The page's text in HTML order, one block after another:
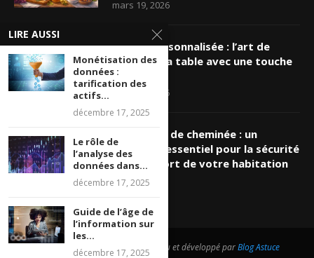
mars 19, 2026
Nappe personnalisée : l’art de
sublimer sa table avec une touche
unique
mars 16, 2026
Ramonage de cheminée : un
entretien essentiel pour la sécurité
et le confort de votre habitation
mars 8, 2026
@2026 - Tous droits réservés. Conçu et développé parBlog Astuce
LIRE AUSSI
Monétisation des
données :
tarification des
actifs...
décembre 17, 2025
Le rôle de
l’analyse des
données dans...
décembre 17, 2025
Guide de l’âge de
l’information sur
les...
décembre 17, 2025